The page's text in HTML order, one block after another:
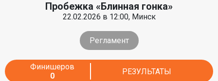
Пробежка «Блинная гонка»
22.02.2026 в 12:00, Минск
Регламент
Финишеров
0
РЕЗУЛЬТАТЫ